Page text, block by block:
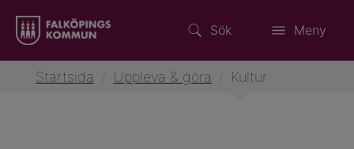
Sök Meny
Startsida Uppleva & göra Kultur